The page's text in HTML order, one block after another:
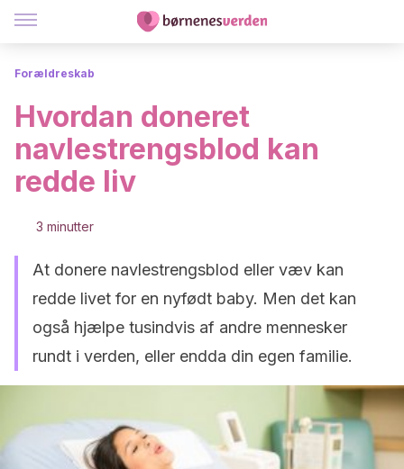
Forældreskab
Hvordan doneret
navlestrengsblod kan
redde liv
3 minutter
At donere navlestrengsblod eller væv kan
redde livet for en nyfødt baby. Men det kan
også hjælpe tusindvis af andre mennesker
rundt i verden, eller endda din egen familie.